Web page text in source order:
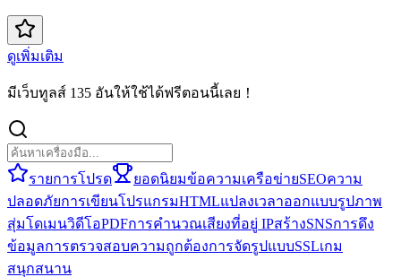
ดูเพิ่มเติม
มีเว็บทูลส์ 135 อันให้ใช้ได้ฟรีตอนนี้เลย！
รายการโปรด ยอดนิยมข้อความเครือข่ายSEOความ
ปลอดภัยการเขียนโปรแกรมHTMLแปลงเวลาออกแบบรูปภาพ
สุ่มโดเมนวิดีโอPDFการคำนวณเสียงที่อยู่ IPสร้างSNSการดึง
ข้อมูลการตรวจสอบความถูกต้องการจัดรูปแบบSSLเกม
สนุกสนาน